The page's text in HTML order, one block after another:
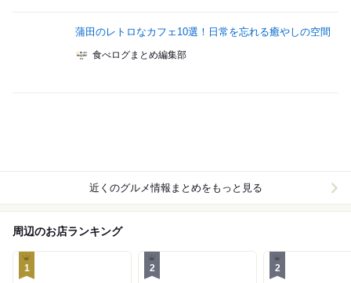
蒲田のレトロなカフェ10選！日常を忘れる癒やしの空間
食べログまとめ編集部
近くのグルメ情報まとめをもっと見る
周辺のお店ランキング
1 2 2